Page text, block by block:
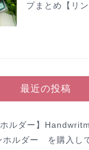
プまとめ【リン
最近の投稿
ホルダー】
ホルダー を購入し